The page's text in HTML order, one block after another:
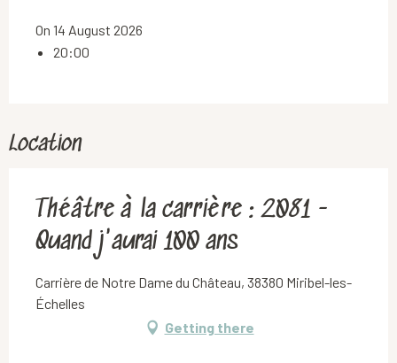
On 14 August 2026
20:00
Location
Théâtre à la carrière : 2081 -
Quand j'aurai 100 ans
Carrière de Notre Dame du Château, 38380 Miribel-les-
Échelles
Getting there